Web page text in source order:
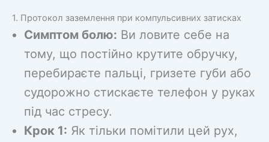
1. Протокол заземлення при компульсивних затисках
Симптом болю: Ви ловите себе на
тому, що постійно крутите обручку,
перебираєте пальці, гризете губи або
судорожно стискаєте телефон у руках
під час стресу.
Крок 1: Як тільки помітили цей рух,